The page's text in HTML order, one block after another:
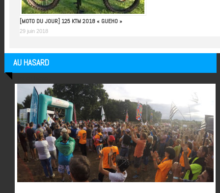
[MOTO DU JOUR] 125 KTM 2018 « GUEHO »
29 juin 2018
AU HASARD
Articles au hasard